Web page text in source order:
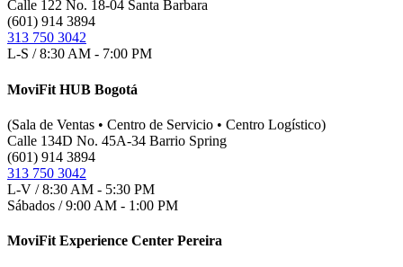
Calle 122 No. 18-04 Santa Barbara
(601) 914 3894
313 750 3042
L-S / 8:30 AM - 7:00 PM
MoviFit HUB Bogotá
(Sala de Ventas • Centro de Servicio • Centro Logístico)
Calle 134D No. 45A-34 Barrio Spring
(601) 914 3894
313 750 3042
L-V / 8:30 AM - 5:30 PM
Sábados / 9:00 AM - 1:00 PM
MoviFit Experience Center Pereira